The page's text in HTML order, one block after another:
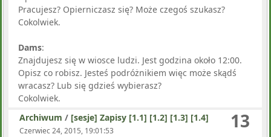
Pracujesz? Opierniczasz się? Może czegoś szukasz?
Cokolwiek.
Dams:
Znajdujesz się w wiosce ludzi. Jest godzina około 12:00.
Opisz co robisz. Jesteś podróżnikiem więc może skądś
wracasz? Lub się gdzieś wybierasz?
Cokolwiek.
13
Archiwum / [sesje] Zapisy [1.1] [1.2] [1.3] [1.4]
Czerwiec 24, 2015, 19:01:53